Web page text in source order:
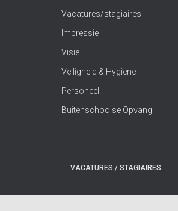
Vacatures/stagiaires
Impressie
Visie
Veiligheid & Hygiëne
Personeel
Buitenschoolse Opvang
VACATURES / STAGIAIRES